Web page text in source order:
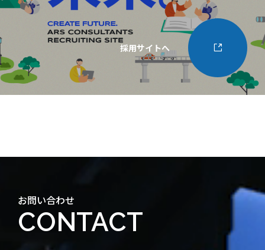
採用サイトへ
お問い合わせ
CONTACT